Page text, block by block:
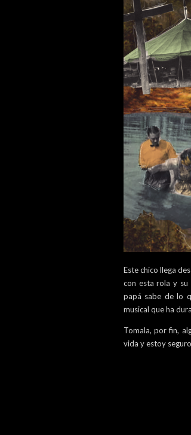
Este chico llega
con esta rola y su
papá sabe de lo
musical que ha
Tomala, por fin,
vida y estoy